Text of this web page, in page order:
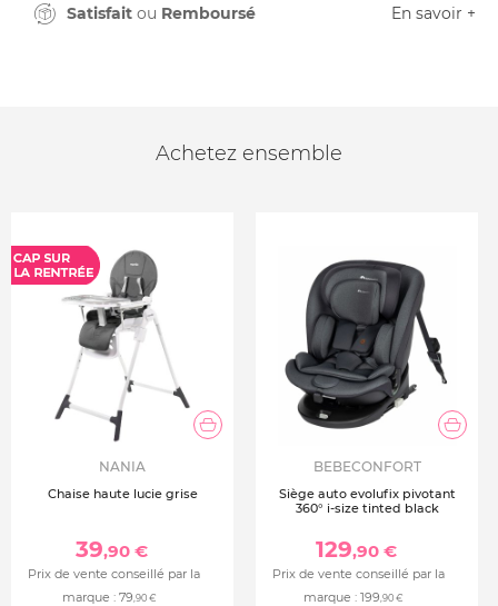
Satisfait ou Remboursé En savoir +
Achetez ensemble
NANIA
Chaise haute lucie grise
39,90 €
Prix de vente conseillé par la
marque : 79,90 €
BEBECONFORT
Siège auto evolufix pivotant
360° i-size tinted black
129,90 €
Prix de vente conseillé par la
marque : 199,90 €